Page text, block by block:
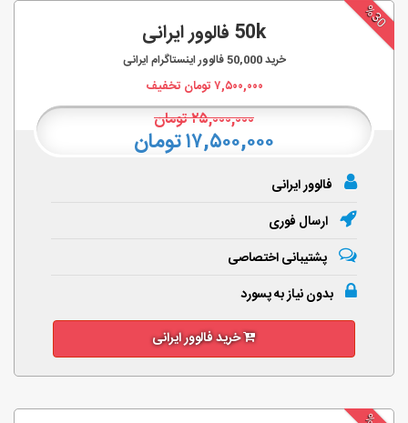
%30
50k فالوور ایرانی
خرید50,000فالوور اینستاگرام ایرانی
۷,۵۰۰,۰۰۰تومان تخفیف
۲۵,۰۰۰,۰۰۰تومان
۱۷,۵۰۰,۰۰۰ تومان
فالوور ایرانی
ارسال فوری
پشتیبانی اختصاصی
بدون نیاز به پسورد
خرید فالوور ایرانی